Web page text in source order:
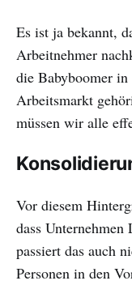
Es ist ja bekannt,
Arbeitnehmer
die Babyboomer
Arbeitsmarkt
müssen wir alle
Vor diesem
dass
passiert das auch
Personen in den